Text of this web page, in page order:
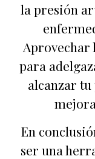
la presión
Aprovechar
para
alcanzar
En
ser una